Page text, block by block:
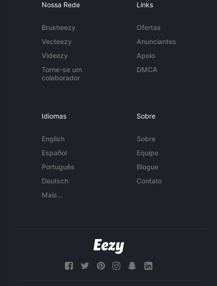
Nossa Rede
Brusheezy
Vecteezy
Videezy
Torne-se um
colaborador
Links
Ofertas
Anunciantes
Apoio
DMCA
Idiomas
English
Español
Português
Deutsch
Mais...
Sobre
Sobre
Equipe
Blogue
Contato